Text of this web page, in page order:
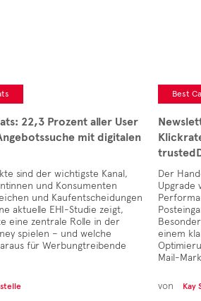
22,3 Prozent aller User
mit digitalen
sind der wichtigste Kanal,
und Konsumenten
und Kaufentscheidungen
aktuelle EHI-Studie zeigt,
eine zentrale Rolle in der
spielen – und welche
für Werbungtreibende
Best
Der
Upgrade
einem
Mail-
von Kay